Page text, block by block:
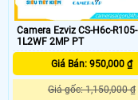
Camera Ezviz CS-H6c-R105-
1L2WF 2MP PT
Giá Bán: 950,000 ₫
Giá gốc: 1,150,000 ₫